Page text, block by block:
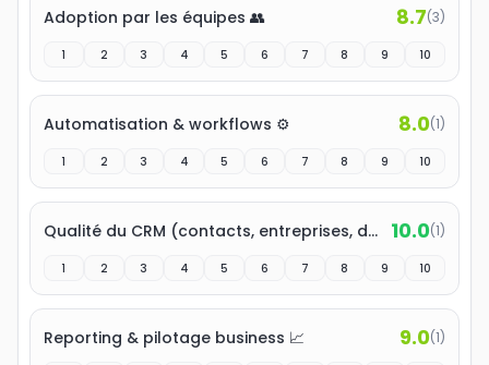
Adoption par les équipes 👥 8.7(3)
1 2 3 4 5 6 7 8 9 10
Automatisation & workflows ⚙️ 8.0(1)
1 2 3 4 5 6 7 8 9 10
Qualité du CRM (contacts, entreprises, deals) 📇 10.0(1)
1 2 3 4 5 6 7 8 9 10
Reporting & pilotage business 📈 9.0(1)